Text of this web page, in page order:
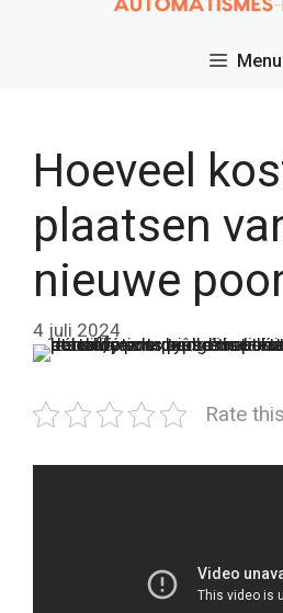
Menu
Hoeveel
plaatsen
nieuwe
4 juli 2024
Rate